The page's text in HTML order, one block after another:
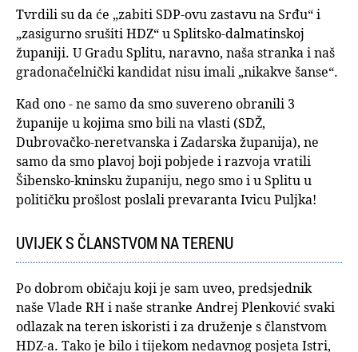
Tvrdili su da će „zabiti SDP-ovu zastavu na Srđu“ i
„zasigurno srušiti HDZ“ u Splitsko-dalmatinskoj
županiji. U Gradu Splitu, naravno, naša stranka i naš
gradonačelnički kandidat nisu imali „nikakve šanse“.
Kad ono - ne samo da smo suvereno obranili 3
županije u kojima smo bili na vlasti (SDŽ,
Dubrovačko-neretvanska i Zadarska županija), ne
samo da smo plavoj boji pobjede i razvoja vratili
Šibensko-kninsku županiju, nego smo i u Splitu u
političku prošlost poslali prevaranta Ivicu Puljka!
UVIJEK S ČLANSTVOM NA TERENU
Po dobrom običaju koji je sam uveo, predsjednik
naše Vlade RH i naše stranke Andrej Plenković svaki
odlazak na teren iskoristi i za druženje s članstvom
HDZ-a. Tako je bilo i tijekom nedavnog posjeta Istri,